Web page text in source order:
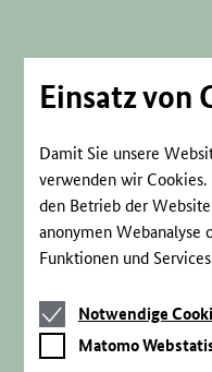
Einsatz von
Damit Sie unsere
verwenden wir
den Betrieb der
anonymen Webanalyse
Funktionen und
Notwendige
Cookies
Notwendige
Matomo
Webstatistik
Matomo